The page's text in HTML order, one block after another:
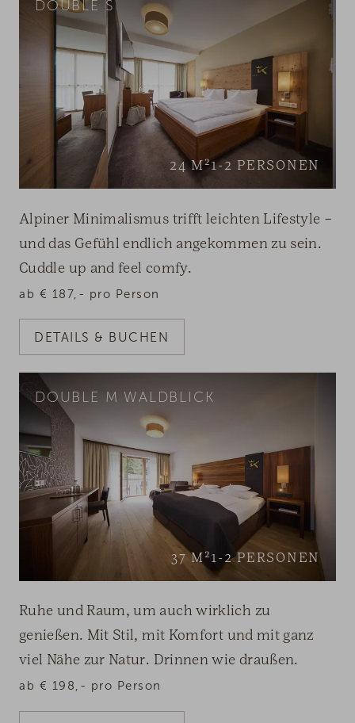
DOUBLE S
1-2 PERSONEN
24M²
Alpiner Minimalismus trifft leichten Lifestyle –
und das Gefühl endlich angekommen zu sein.
Cuddle up and feel comfy.
ab € 187,- pro Person
DETAILS & BUCHEN
DOUBLE M WALDBLICK
1-2PERSONEN
37 M²
Ruhe und Raum, um auch wirklich zu
genießen. Mit Stil, mit Komfort und mit ganz
viel Nähe zur Natur. Drinnen wie draußen.
ab € 198,- pro Person